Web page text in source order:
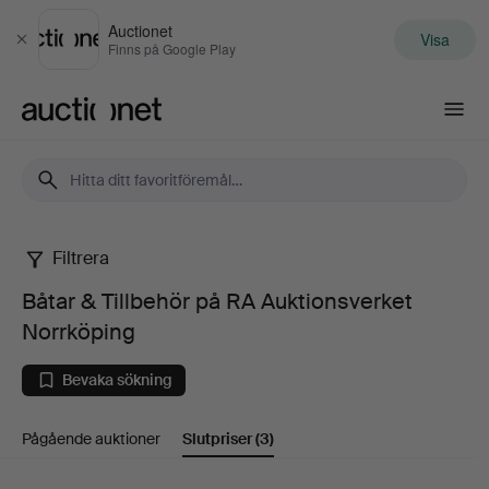
Stäng
Auctionet
Finns på Google Play Visa
Båtar
Tillbehör
på
Filtrera
Båtar & Tillbehör på RA Auktionsverket
Norrköping
Bevaka sökning
Pågående auktioner Slutpriser(3)